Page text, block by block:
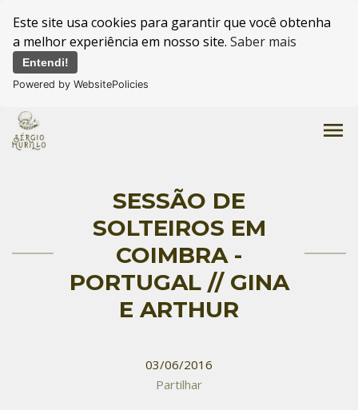
Este site usa cookies para garantir que você obtenha
a melhor experiência em nosso site. Saber mais
Entendi!
Powered by WebsitePolicies
menu
SESSÃO DE
SOLTEIROS EM
COIMBRA -
PORTUGAL // GINA
E ARTHUR
03/06/2016
Partilhar